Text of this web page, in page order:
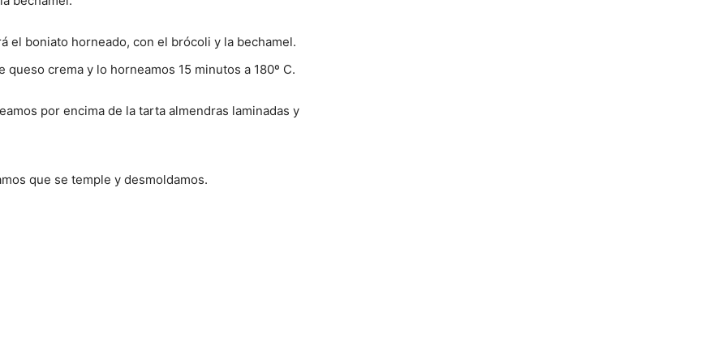
el boniato horneado, con el brócoli y la bechamel.
crema y lo horneamos 15 minutos a 180º C.
por encima de la tarta almendras laminadas y
que se temple y desmoldamos.